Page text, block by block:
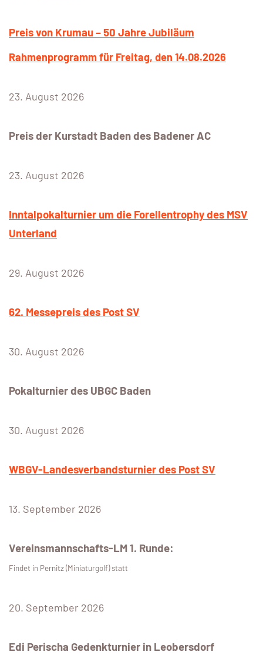
Preis von Krumau – 50 Jahre Jubiläum
Rahmenprogramm für Freitag, den 14.08.2026
23. August 2026
Preis der Kurstadt Baden des Badener AC
23. August 2026
Inntalpokalturnier um die Forellentrophy des MSV
Unterland
29. August 2026
62. Messepreis des Post SV
30. August 2026
Pokalturnier des UBGC Baden
30. August 2026
WBGV-Landesverbandsturnier des Post SV
13. September 2026
Vereinsmannschafts-LM 1. Runde:
Findet in Pernitz (Miniaturgolf) statt
20. September 2026
Edi Perischa Gedenkturnier in Leobersdorf